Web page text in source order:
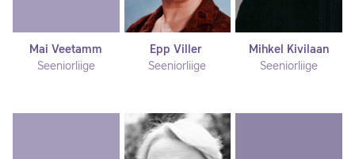
Mai Veetamm
Seeniorliige
Epp Viller
Seeniorliige
Mihkel Kivilaan
Seeniorliige